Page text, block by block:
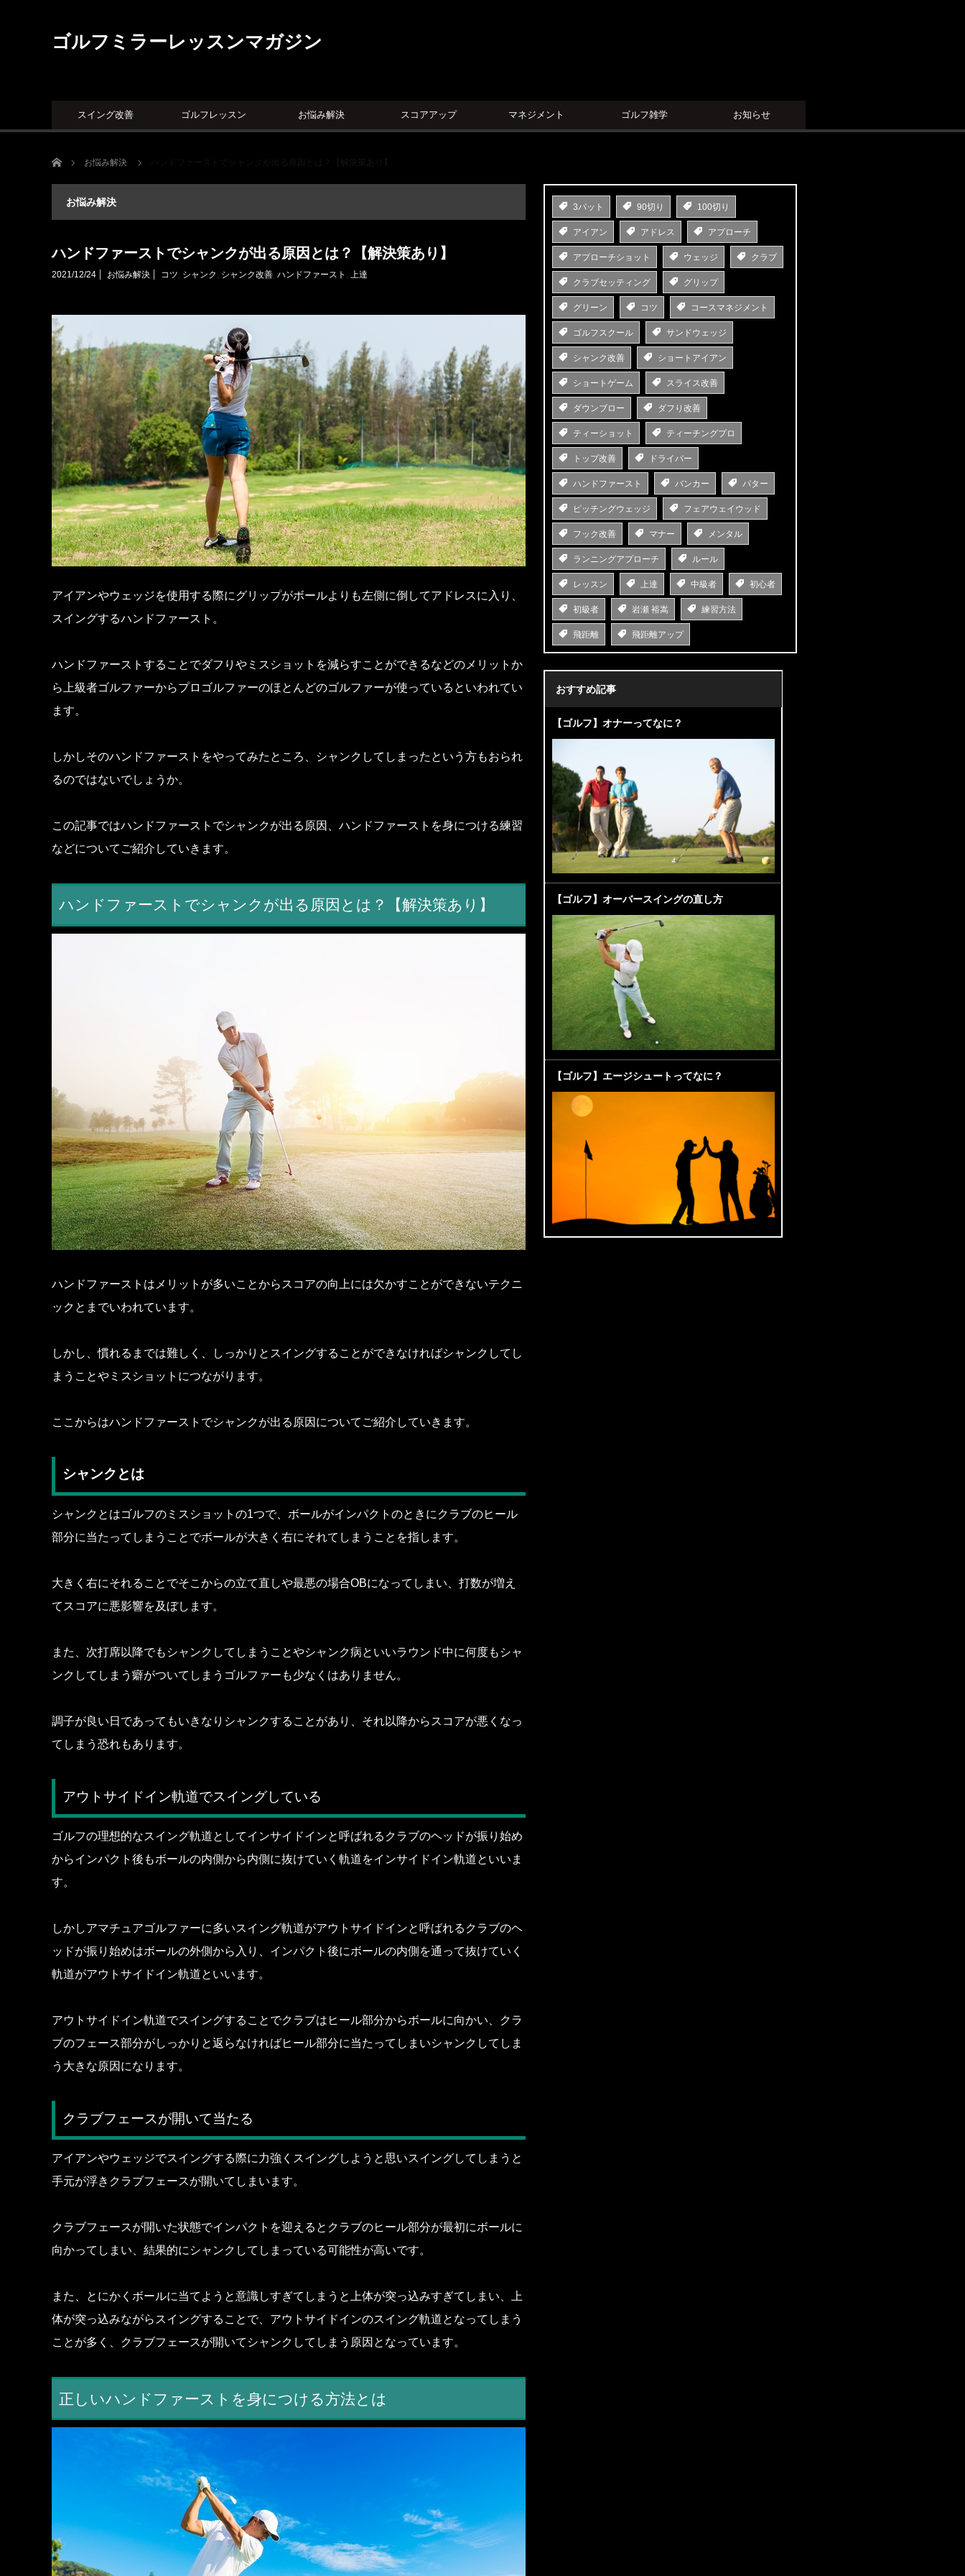
ゴルフミラーレッスンマガジン
スイング改善 ゴルフレッスン お悩み解決 スコアアップ マネジメント ゴルフ雑学 お知らせ
ホーム お悩み解決 ハンドファーストでシャンクが出る原因とは？【解決策あり】
お悩み解決
ハンドファーストでシャンクが出る原因とは？【解決策あり】
2021/12/24 お悩み解決 コツ, シャンク , シャンク改善, ハンドファースト , 上達
アイアンやウェッジを使用する際にグリップがボールよりも左側に倒してアドレスに入り、
スイングするハンドファースト。
ハンドファーストすることでダフりやミスショットを減らすことができるなどのメリットか
ら上級者ゴルファーからプロゴルファーのほとんどのゴルファーが使っているといわれてい
ます。
しかしそのハンドファーストをやってみたところ、シャンクしてしまったという方もおられ
るのではないでしょうか。
この記事ではハンドファーストでシャンクが出る原因、ハンドファーストを身につける練習
などについてご紹介していきます。
ハンドファーストでシャンクが出る原因とは？【解決策あり】
ハンドファーストはメリットが多いことからスコアの向上には欠かすことができないテクニ
ックとまでいわれています。
しかし、慣れるまでは難しく、しっかりとスイングすることができなければシャンクしてし
まうことやミスショットにつながります。
ここからはハンドファーストでシャンクが出る原因についてご紹介していきます。
シャンクとは
シャンクとはゴルフのミスショットの1つで、ボールがインパクトのときにクラブのヒール
部分に当たってしまうことでボールが大きく右にそれてしまうことを指します。
大きく右にそれることでそこからの立て直しや最悪の場合OBになってしまい、打数が増え
てスコアに悪影響を及ぼします。
また、次打席以降でもシャンクしてしまうことやシャンク病といいラウンド中に何度もシャ
ンクしてしまう癖がついてしまうゴルファーも少なくはありません。
調子が良い日であってもいきなりシャンクすることがあり、それ以降からスコアが悪くなっ
てしまう恐れもあります。
アウトサイドイン軌道でスイングしている
ゴルフの理想的なスイング軌道としてインサイドインと呼ばれるクラブのヘッドが振り始め
からインパクト後もボールの内側から内側に抜けていく軌道をインサイドイン軌道といいま
す。
しかしアマチュアゴルファーに多いスイング軌道がアウトサイドインと呼ばれるクラブのヘ
ッドが振り始めはボールの外側から入り、インパクト後にボールの内側を通って抜けていく
軌道がアウトサイドイン軌道といいます。
アウトサイドイン軌道でスイングすることでクラブはヒール部分からボールに向かい、クラ
ブのフェース部分がしっかりと返らなければヒール部分に当たってしまいシャンクしてしま
う大きな原因になります。
クラブフェースが開いて当たる
アイアンやウェッジでスイングする際に力強くスイングしようと思いスイングしてしまうと
手元が浮きクラブフェースが開いてしまいます。
クラブフェースが開いた状態でインパクトを迎えるとクラブのヒール部分が最初にボールに
向かってしまい、結果的にシャンクしてしまっている可能性が高いです。
また、とにかくボールに当てようと意識しすぎてしまうと上体が突っ込みすぎてしまい、上
体が突っ込みながらスイングすることで、アウトサイドインのスイング軌道となってしまう
ことが多く、クラブフェースが開いてシャンクしてしまう原因となっています。
正しいハンドファーストを身につける方法とは
3パット 90切り 100切り
アイアン アドレス アプローチ
アプローチショット ウェッジ クラブ
クラブセッティング グリップ
グリーン コツ コースマネジメント
ゴルフスクール サンドウェッジ
シャンク改善 ショートアイアン
ショートゲーム スライス改善
ダウンブロー ダフり改善
ティーショット ティーチングプロ
トップ改善 ドライバー
ハンドファースト バンカー パター
ピッチングウェッジ フェアウェイウッド
フック改善 マナー メンタル
ランニングアプローチ ルール
レッスン 上達 中級者 初心者
初級者 岩瀬 裕嵩 練習方法
飛距離 飛距離アップ
おすすめ記事
【ゴルフ】オナーってなに？
【ゴルフ】オーバースイングの直し方
【ゴルフ】エージシュートってなに？